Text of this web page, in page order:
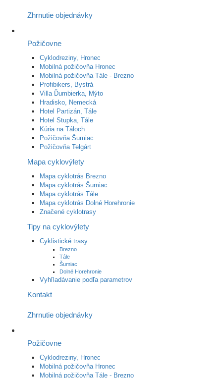
Zhrnutie objednávky
Požičovne
Cyklodreziny, Hronec
Mobilná požičovňa Hronec
Mobilná požičovňa Tále - Brezno
Profibikers, Bystrá
Villa Ďumbierka, Mýto
Hradisko, Nemecká
Hotel Partizán, Tále
Hotel Stupka, Tále
Kúria na Táloch
Požičovňa Šumiac
Požičovňa Telgárt
Mapa cyklovýlety
Mapa cyklotrás Brezno
Mapa cyklotrás Šumiac
Mapa cyklotrás Tále
Mapa cyklotrás Dolné Horehronie
Značené cyklotrasy
Tipy na cyklovýlety
Cyklistické trasy
Brezno
Tále
Šumiac
Dolné Horehronie
Vyhľladávanie podľa parametrov
Kontakt
Zhrnutie objednávky
Požičovne
Cyklodreziny, Hronec
Mobilná požičovňa Hronec
Mobilná požičovňa Tále - Brezno